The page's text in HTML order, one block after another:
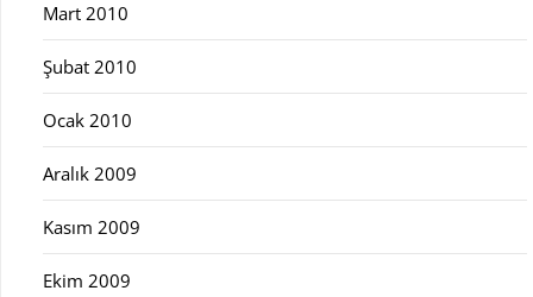
Mart 2010
Şubat 2010
Ocak 2010
Aralık 2009
Kasım 2009
Ekim 2009